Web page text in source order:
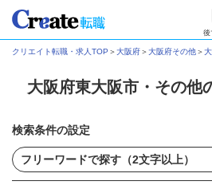
後
クリエイト転職・求人TOP ＞大阪府＞大阪府その他＞
大阪府東大阪市・その他
検索条件の設定